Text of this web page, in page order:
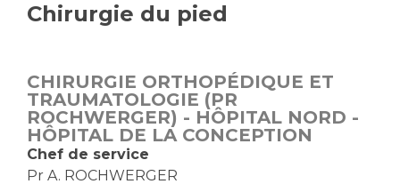
Tarifs
Vous allez être hospitalisé(e)
Vous avez un examen d'imagerie ou de radiologie
à réaliser
Vous avez une analyse à réaliser
Vous venez en consultation
Emploi / formation
Emplois administratifs
Emplois médicaux
Espace Formation
Étudiants hospitaliers
Chirurgie du pied
CHIRURGIE ORTHOPÉDIQUE ET
TRAUMATOLOGIE (PR
ROCHWERGER) - HÔPITAL NORD -
HÔPITAL DE LA CONCEPTION
Chef de service
Pr A. ROCHWERGER